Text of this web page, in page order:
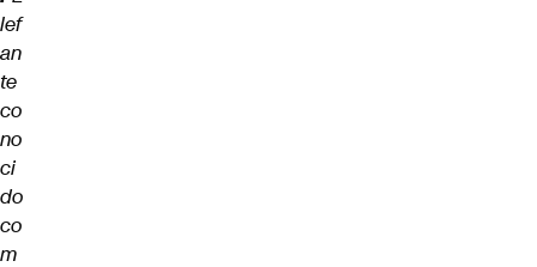
lef
an
te
co
no
ci
do
co
m